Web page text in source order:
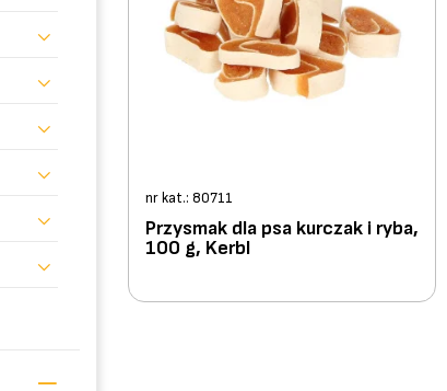
nr kat.: 80711
Przysmak dla psa kurczak i ryba,
100 g, Kerbl